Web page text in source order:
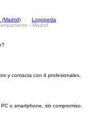
(Madrid)
Logopeda
- Madrid
y contacta con 4 profesionales.
o smartphone, sin compromiso.